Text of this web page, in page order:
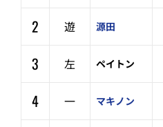
2
遊 源田
3
左 ペイトン
4
一 マキノン